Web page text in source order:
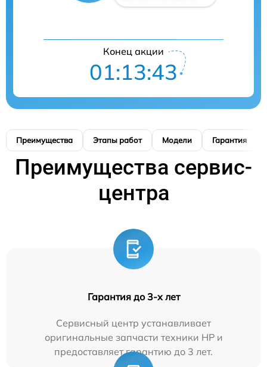
Конец акции
01:13:42
Преимущества Этапы работ Модели Гарантия
Преимущества сервис-
центра
Гарантия до 3-х лет
Сервисный центр устанавливает
оригинальные запчасти техники HP и
предоставляет гарантию до 3 лет.